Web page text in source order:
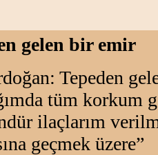
gelen bir emir
Tepeden
tüm korkum
ilaçlarım
geçmek üzere”